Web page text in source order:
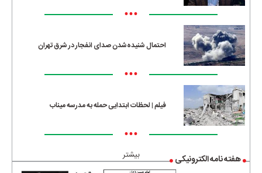
•••
احتمال شنیده‌شدن صدای انفجار در شرق تهران
•••
فیلم | لحظات ابتدایی حمله به مدرسه میناب
•••
بیشتر هفته نامه الکترونیکی